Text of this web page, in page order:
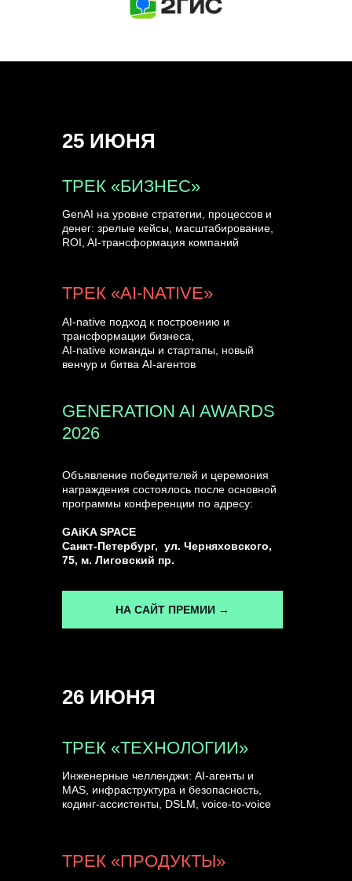
Объявление победителей и церемония
награждения состоялось после основной
программы конференции по адресу:
GAiKA SPACE
Санкт-Петербург, ул. Черняховского,
75, м. Лиговский пр.
ТРЕК «БИЗНЕС»
GENERATION AI AWARDS
2026
GenAI на уровне стратегии, процессов и
денег: зрелые кейсы, масштабирование,
ROI, AI-трансформация компаний
AI-native подход к построению и
трансформации бизнеса,
AI-native команды и стартапы, новый
венчур и битва AI-агентов
ТРЕК «AI-NATIVE»
25 ИЮНЯ
26 ИЮНЯ
ТРЕК «ПРОДУКТЫ»
Инженерные челленджи: AI-агенты и
MAS, инфраструктура и безопасность,
кодинг-ассистенты, DSLM, voice-to-voice
ТРЕК «ТЕХНОЛОГИИ»
НА САЙТ ПРЕМИИ →